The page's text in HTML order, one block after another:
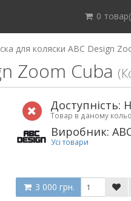
0
для коляски ABC Design
Zoom Cuba
Доступність:
Товар в даному
Виробник:
Усі товари
3 000 грн.